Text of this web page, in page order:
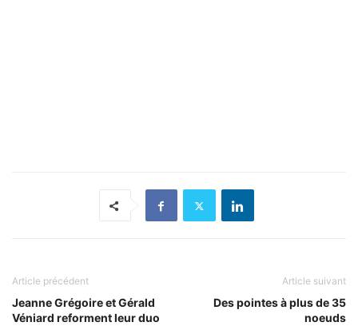
Article précédent
Jeanne Grégoire et Gérald
Véniard reforment leur duo
Article suivant
Des pointes à plus de 35
noeuds